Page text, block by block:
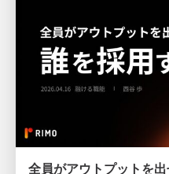
全員がアウトプットを